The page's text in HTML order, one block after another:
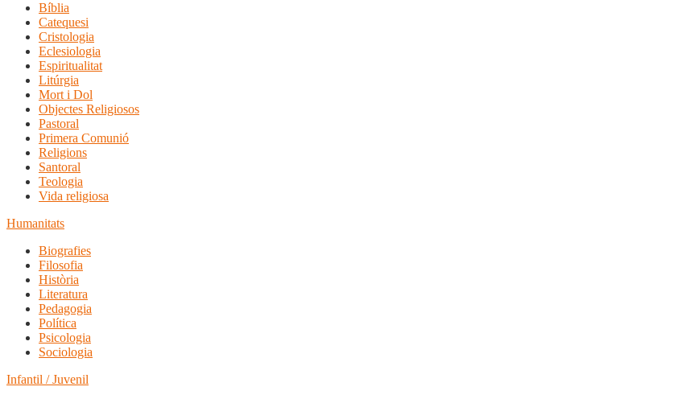
Bíblia
Catequesi
Cristologia
Eclesiologia
Espiritualitat
Litúrgia
Mort i Dol
Objectes Religiosos
Pastoral
Primera Comunió
Religions
Santoral
Teologia
Vida religiosa
Humanitats
Biografies
Filosofia
Història
Literatura
Pedagogia
Política
Psicologia
Sociologia
Infantil / Juvenil